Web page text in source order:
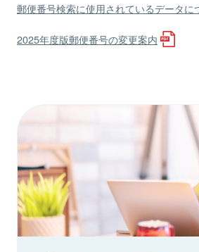
郵便番号検索に使用されているデータに
2025年度版郵便番号の変更案内